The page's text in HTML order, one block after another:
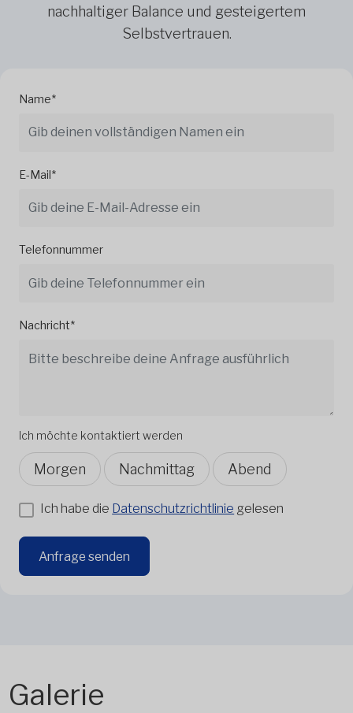
nachhaltiger Balance und gesteigertem
Selbstvertrauen.
Name*
E-Mail*
Telefonnummer
Nachricht*
Ich möchte kontaktiert werden
Morgen Nachmittag Abend
Ich habe die Datenschutzrichtlinie gelesen
Anfrage senden
Galerie